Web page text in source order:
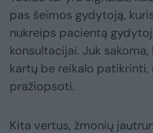
pas šeimos gydytoją,
nukreips pacientą
konsultacijai. Juk
kartų be reikalo patikrinti,
pražiopsoti.
Kita vertus, žmonių